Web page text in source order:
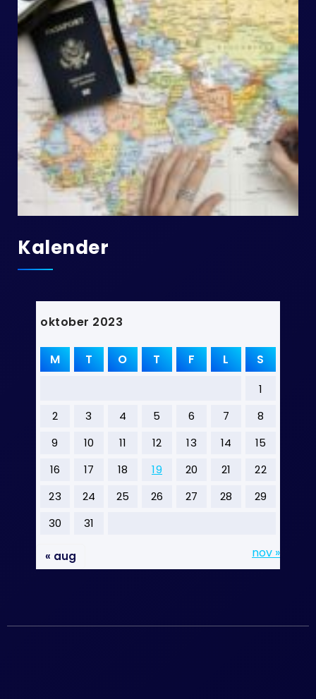
Kalender
oktober 2023
M T O T F L S
1
2
3 4 5 6 7
8
9
10 11 12 13 14
15
16
17 18 19 20 21
22
23
24 25 26 27 28
29
30
31
« aug nov »